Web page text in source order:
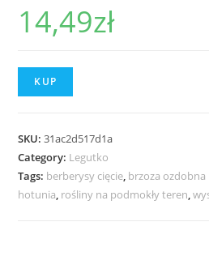
14,49zł
KUP
SKU:31ac2d517d1a
Category: Legutko
Tags: berberysy cięcie, brzoza ozdobna
hotunia, rośliny na podmokły teren,